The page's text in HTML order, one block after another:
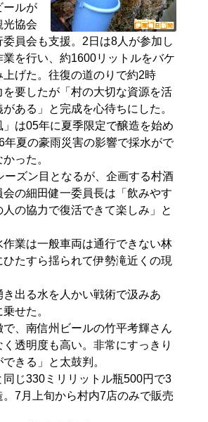
ールが
光協会
委員会も支援。2日は8人が参加し
を行い、約1600リットルをバケ
上げた。往復の道のりで約2時
を要したが「村の大切な資源を活
ある」と完成を心待ちにした。
は05年に夏季限定で醸造を始め
年夏の豪雨災害の影響で採水がで
った。
ズン目となるが、企画する村酒
会の細田健一委員長は「飲みやす
人の協力で復活できて楽しみ」と
業は一般車両は通行できない林
たすら揺られて伊勢滝近くの現
出る水を人かい戦術で汲みあ
せた。
、南信州ビールの竹平考輝さん
透明度も高い。非常にすっきり
きる」と太鼓判。
じ330ミリリットル瓶500円で3
7月上旬から村内7店のみで販売